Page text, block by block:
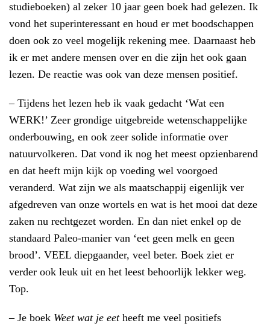
studieboeken) al zeker 10 jaar geen boek had gelezen. Ik
vond het superinteressant en houd er met boodschappen
doen ook zo veel mogelijk rekening mee. Daarnaast heb
ik er met andere mensen over en die zijn het ook gaan
lezen. De reactie was ook van deze mensen positief.
– Tijdens het lezen heb ik vaak gedacht ‘Wat een
WERK!’ Zeer grondige uitgebreide wetenschappelijke
onderbouwing, en ook zeer solide informatie over
natuurvolkeren. Dat vond ik nog het meest opzienbarend
en dat heeft mijn kijk op voeding wel voorgoed
veranderd. Wat zijn we als maatschappij eigenlijk ver
afgedreven van onze wortels en wat is het mooi dat deze
zaken nu rechtgezet worden. En dan niet enkel op de
standaard Paleo-manier van ‘eet geen melk en geen
brood’. VEEL diepgaander, veel beter. Boek ziet er
verder ook leuk uit en het leest behoorlijk lekker weg.
Top.
– Je boek Weet wat je eetheeft me veel positiefs